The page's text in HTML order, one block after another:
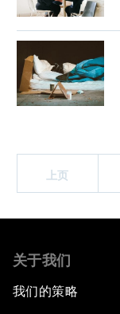
上页
关于我们
我们的策略